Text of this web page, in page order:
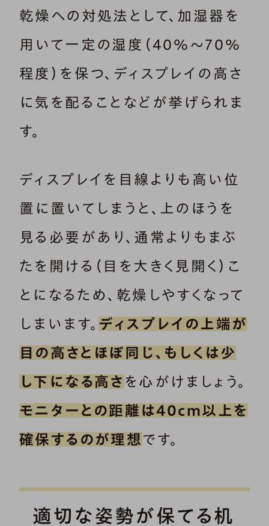
乾燥への対処法として、加湿器を
用いて一定の湿度（40％～70％
程度）を保つ、ディスプレイの高さ
に気を配ることなどが挙げられま
す。
ディスプレイを目線よりも高い位
置に置いてしまうと、上のほうを
見る必要があり、通常よりもまぶ
たを開ける（目を大きく見開く）こ
とになるため、乾燥しやすくなって
しまいます。 ディスプレイの上端が
目の高さとほぼ同じ、もしくは少
し下になる高さ を心がけましょう。
モニターとの距離は40cm以上を
確保するのが理想 です。
適切な姿勢が保てる机